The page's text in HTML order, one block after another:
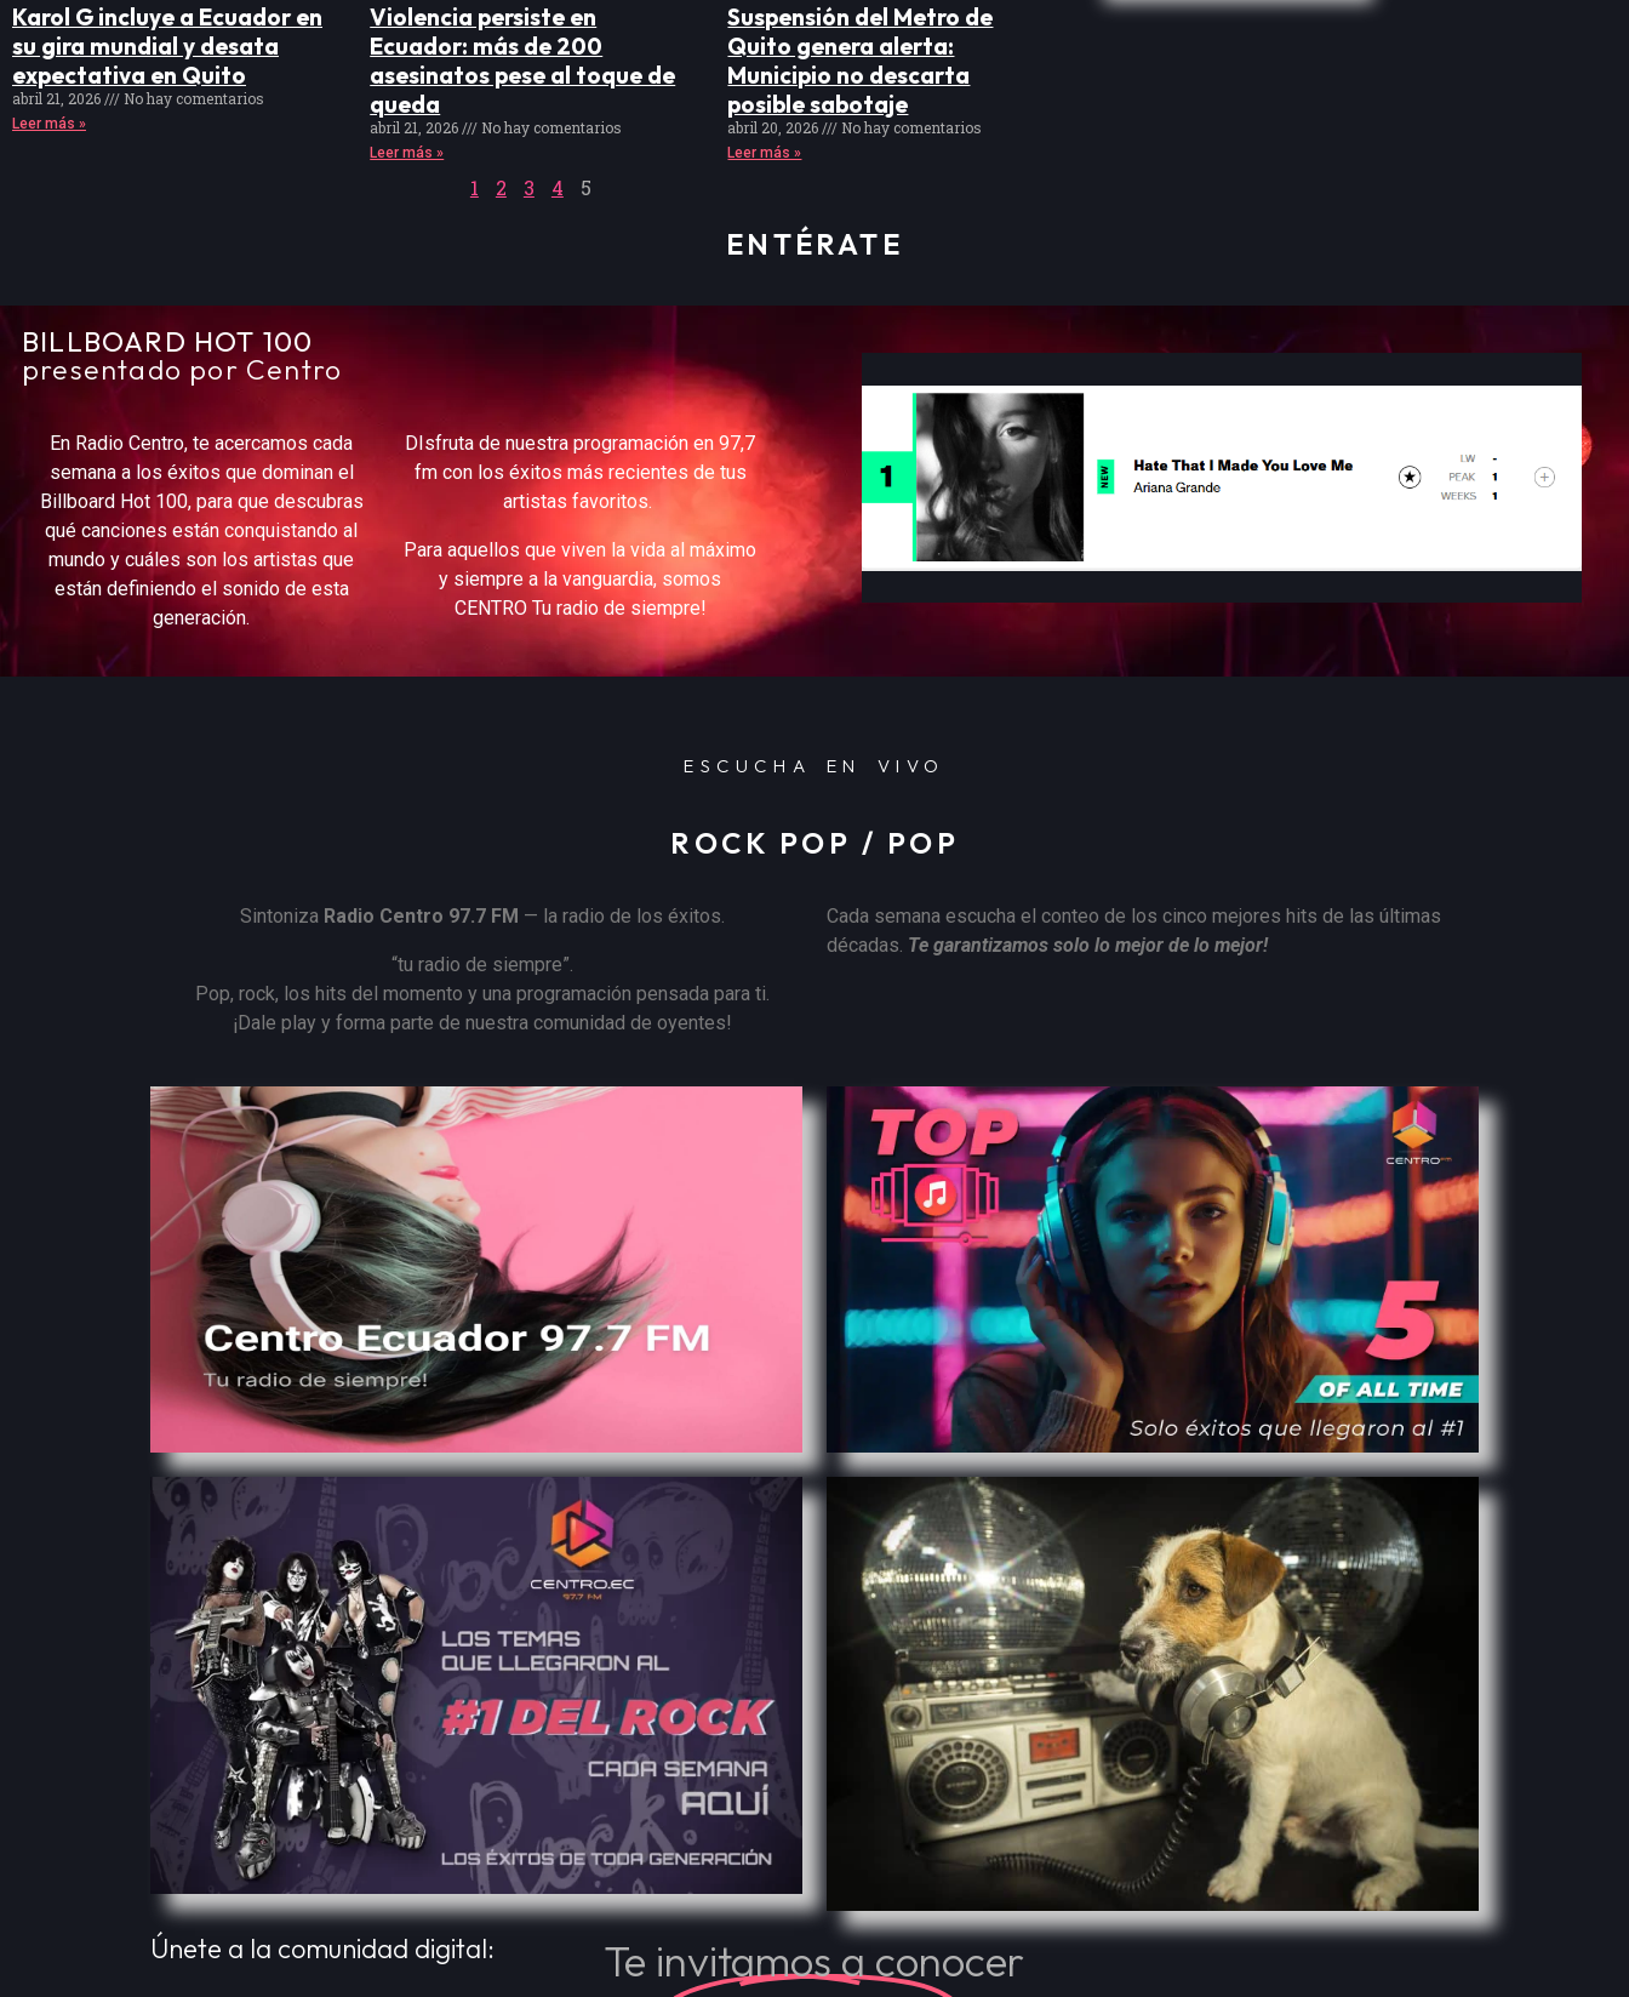
Karol G incluye a Ecuador en
su gira mundial y desata
expectativa en Quito
abril 21, 2026 No hay comentarios
Leer más »
Violencia persiste en
Ecuador: más de 200
asesinatos pese al toque de
queda
abril 21, 2026 No hay comentarios
Leer más »
Suspensión del Metro de
Quito genera alerta:
Municipio no descarta
posible sabotaje
abril 20, 2026 No hay comentarios
Leer más »
1 2 3 4 5
ENTÉRATE
BILLBOARD HOT 100
presentado por Centro
En Radio Centro, te acercamos cada
semana a los éxitos que dominan el
Billboard Hot 100, para que descubras
qué canciones están conquistando al
mundo y cuáles son los artistas que
están definiendo el sonido de esta
generación.
DIsfruta de nuestra programación en 97,7
fm con los éxitos más recientes de tus
artistas favoritos.
Para aquellos que viven la vida al máximo
y siempre a la vanguardia, somos
CENTRO Tu radio de siempre!
ESCUCHA EN VIVO
ROCK POP / POP
Sintoniza Radio Centro 97.7 FM — la radio de los éxitos.
“tu radio de siempre”.
Pop, rock, los hits del momento y una programación pensada para ti.
¡Dale play y forma parte de nuestra comunidad de oyentes!
Cada semana escucha el conteo de los cinco mejores hits de las últimas
décadas. Te garantizamos solo lo mejor de lo mejor!
Únete a la comunidad digital:
Te invitamos a conocer